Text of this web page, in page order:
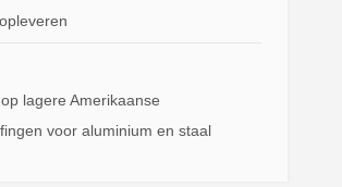
lagere Amerikaanse
voor aluminium en staal